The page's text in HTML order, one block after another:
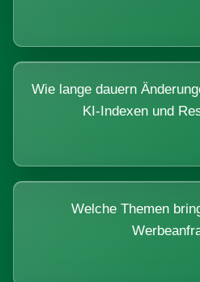
Wie lange dauern
KI-Indexen und
Welche Themen